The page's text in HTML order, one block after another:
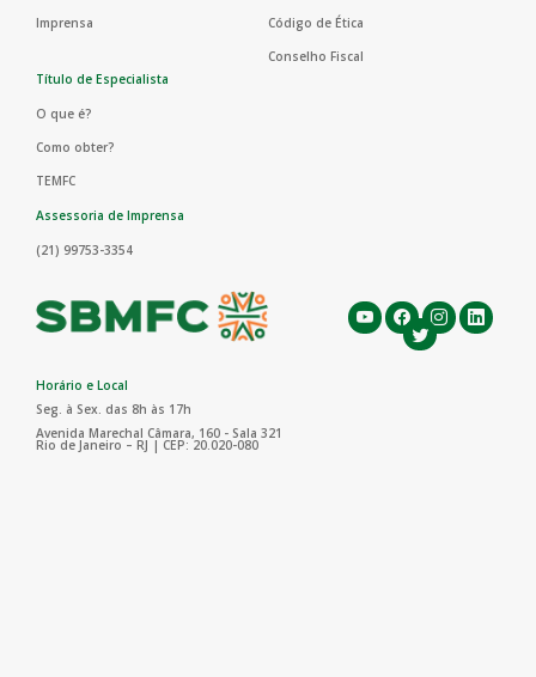
Imprensa
Código de Ética
Conselho Fiscal
Título de Especialista
O que é?
Como obter?
TEMFC
Assessoria de Imprensa
(21) 99753-3354
Horário e Local
Seg. à Sex. das 8h às 17h
Avenida Marechal Câmara, 160 - Sala 321
Rio de Janeiro – RJ | CEP: 20.020-080